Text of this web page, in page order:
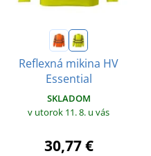
Reflexná mikina HV
Essential
SKLADOM
v utorok 11. 8. u vás
30,77 €